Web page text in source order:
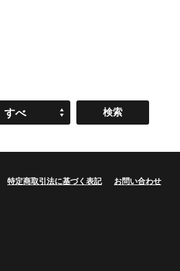
すべ
特定商取引法に基づく表記 お問い合わせ